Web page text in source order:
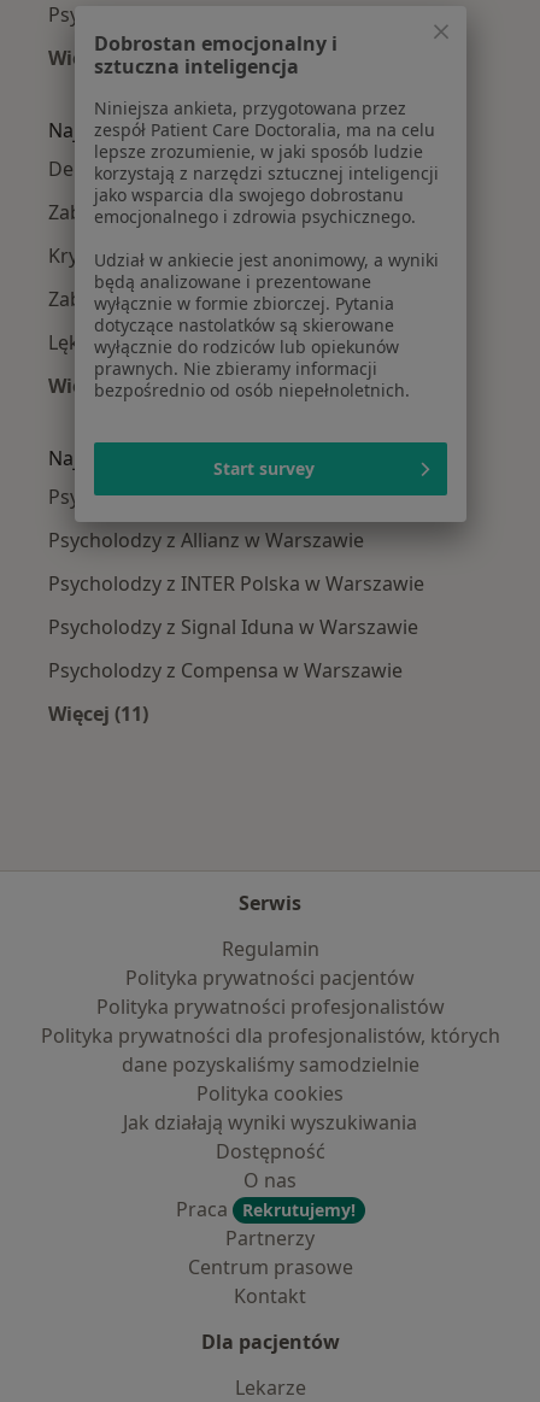
Psycholodzy Bielany
Więcej (14)
Więcej w kategorii: Psycholodzy w pobliżu
Najczęście leczone choroby
Depresja w Warszawie
Zaburzenia lękowe w Warszawie
Kryzys emocjonalny w Warszawie
Zaburzenia nastroju w Warszawie
Lęki w Warszawie
Więcej (15)
Najpopularniejsze ubezpieczenia
Psycholodzy z Medicover w Warszawie
Psycholodzy z Allianz w Warszawie
Psycholodzy z INTER Polska w Warszawie
Psycholodzy z Signal Iduna w Warszawie
Psycholodzy z Compensa w Warszawie
Więcej (11)
Serwis
Regulamin
Polityka prywatności pacjentów
Polityka prywatności profesjonalistów
Polityka prywatności dla profesjonalistów, których
dane pozyskaliśmy samodzielnie
Polityka cookies
Jak działają wyniki wyszukiwania
Dostępność
O nas
Praca
Rekrutujemy!
Partnerzy
Centrum prasowe
Kontakt
Dla pacjentów
Lekarze
Dobrostan emocjonalny i
sztuczna inteligencja
Niniejsza ankieta, przygotowana przez
zespół Patient Care Doctoralia, ma na celu
lepsze zrozumienie, w jaki sposób ludzie
korzystają z narzędzi sztucznej inteligencji
jako wsparcia dla swojego dobrostanu
emocjonalnego i zdrowia psychicznego.
Udział w ankiecie jest anonimowy, a wyniki
będą analizowane i prezentowane
wyłącznie w formie zbiorczej. Pytania
dotyczące nastolatków są skierowane
wyłącznie do rodziców lub opiekunów
prawnych. Nie zbieramy informacji
bezpośrednio od osób niepełnoletnich.
Start survey